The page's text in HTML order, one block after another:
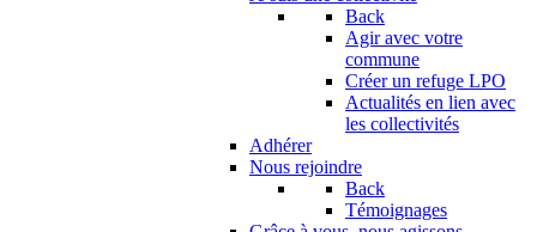
Back
Agir avec votre
commune
Créer un refuge LPO
Actualités en lien avec
les collectivités
Adhérer
Nous rejoindre
Back
Témoignages